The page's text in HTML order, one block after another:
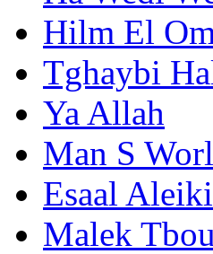
Hilm El
Tghaybi
Ya Allah
Man S
Esaal
Malek